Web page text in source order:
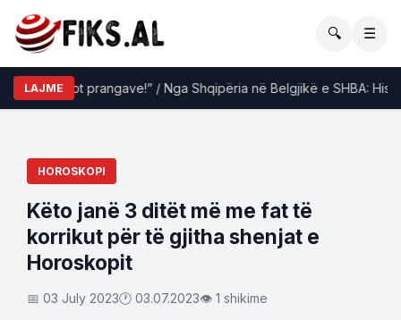
🔍 ☰
LAJME
shpëtoi dot prangave!” / Nga Shqipëria në Belgjikë e SHBA:
HOROSKOPI
Këto janë 3 ditët më me fat të
korrikut për të gjitha shenjat e
Horoskopit
📅 03 July 2023🕐 03.07.2023👁 1 shikime